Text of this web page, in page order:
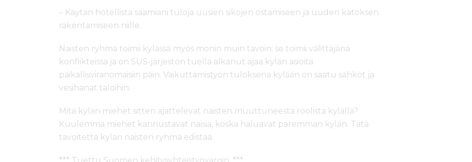
– Käytän hotellista saamiani tuloja uusien sikojen ostamiseen ja uuden katoksen
rakentamiseen niille.
Naisten ryhmä toimii kylässä myös monin muin tavoin: se toimii välittäjänä
konflikteissa ja on SUS-järjestön tuella alkanut ajaa kylän asioita
paikallisviranomaisiin päin. Vaikuttamistyön tuloksena kylään on saatu sähköt ja
vesihanat taloihin.
Mitä kylän miehet sitten ajattelevat naisten muuttuneesta roolista kylällä?
Kuulemma miehet kannustavat naisia, koska haluavat paremman kylän. Tätä
tavoitetta kylän naisten ryhmä edistää.